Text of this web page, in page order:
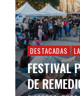
DESTACADAS
FESTIVAL
DE